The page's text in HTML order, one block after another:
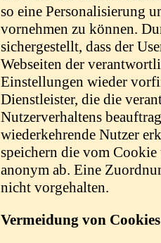
so eine Personalisierung
vornehmen zu können.
sichergestellt, dass der
Webseiten der
Einstellungen wieder
Dienstleister, die die
Nutzerverhaltens
wiederkehrende Nutzer
speichern die vom
anonym ab. Eine
nicht vorgehalten.
Vermeidung von Cookies